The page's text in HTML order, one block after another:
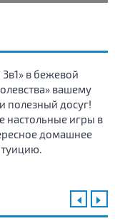
в бежевой
вашему
полезный досуг!
настольные игры в
домашнее